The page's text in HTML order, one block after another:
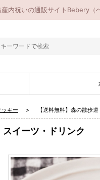
内祝いの通販サイトBebery（
ッキー 【送料無料】森の散歩
スイーツ・ドリンク